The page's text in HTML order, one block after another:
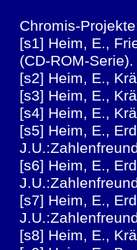
Chromis-
[s1] Heim, E.,
(CD-ROM-
[s2] Heim, E.,
[s3] Heim, E.,
[s4] Heim, E.,
[s5] Heim, E.,
[s6] Heim, E.,
[s7] Heim, E.,
[s8] Heim, E.,